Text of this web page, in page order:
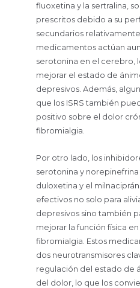
fluoxetina y la sertralina,
prescritos debido a su
secundarios
medicamentos actúan
serotonina en el cerebro,
mejorar el estado de
depresivos. Además,
que los ISRS también
positivo sobre el dolor
fibromialgia.
Por otro lado, los
serotonina y norepinefrina
duloxetina y el
efectivos no solo para
depresivos sino también
mejorar la función física
fibromialgia. Estos
dos neurotransmisores
regulación del estado de
del dolor, lo que los